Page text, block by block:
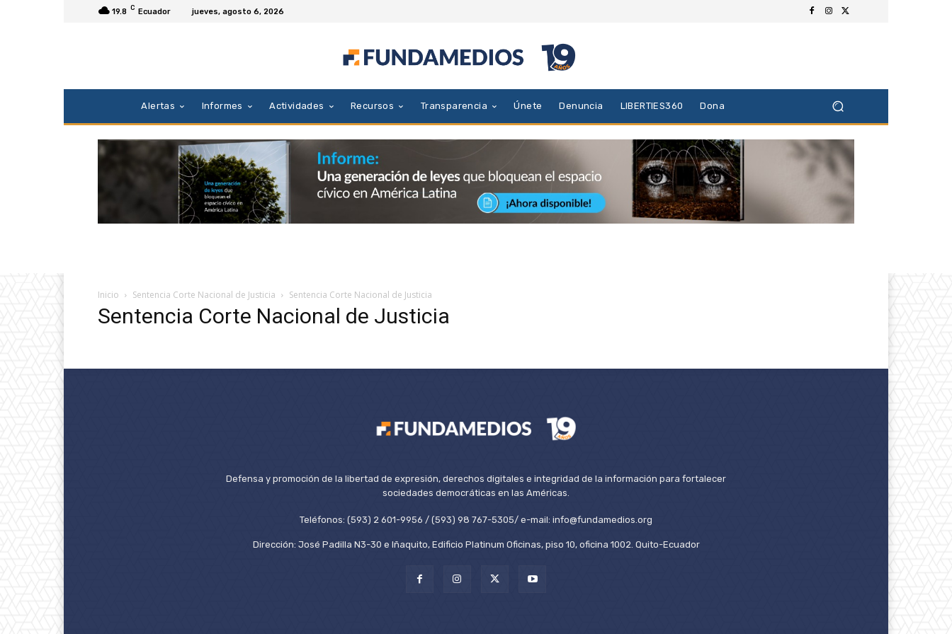
19.8 C Ecuador jueves, agosto 6, 2026
Alertas Informes Actividades Recursos Transparencia Únete Denuncia LIBERTIES360 Dona
Inicio Sentencia Corte Nacional de Justicia Sentencia Corte Nacional de Justicia
Sentencia Corte Nacional de Justicia
Defensa y promoción de la libertad de expresión, derechos digitales e integridad de la información para fortalecer
sociedades democráticas en las Américas.
Teléfonos: (593) 2 601-9956 / (593) 98 767-5305/ e-mail: info@fundamedios.org
Dirección: José Padilla N3-30 e Iñaquito, Edificio Platinum Oficinas, piso 10, oficina 1002. Quito-Ecuador